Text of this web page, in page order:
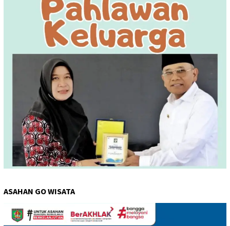
ASAHAN GO WISATA
Pemutar
Video